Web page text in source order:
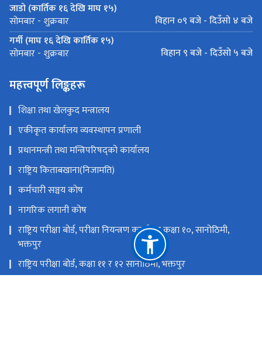
जाडो (कार्तिक १६ देखि माघ १५)
सोमबार - शुक्रबार
विहान ०९ बजे - दिउँसो ४ बजे
गर्मी (माघ १६ देखि कार्तिक १५)
सोमबार - शुक्रबार विहान ९ बजे - दिउँसो ५ बजे
महत्त्वपूर्ण लिङ्कहरू
शिक्षा तथा खेलकुद मन्त्रालय
एकीकृत कार्यालय व्यवस्थापन प्रणाली
प्रधानमन्त्री तथा मन्त्रिपरिषद्को कार्यालय
राष्ट्रिय किताबखाना(निजामति)
कर्मचारी सञ्चय कोष
नागरिक लगानी कोष
राष्ट्रिय परीक्षा बोर्ड, परीक्षा नियन्त्रण कार्यालय कक्षा १०, सानोठिमी,
भक्तपुर
राष्ट्रिय परीक्षा बोर्ड, कक्षा ११ र १२ सानोठिमी, भक्तपुर